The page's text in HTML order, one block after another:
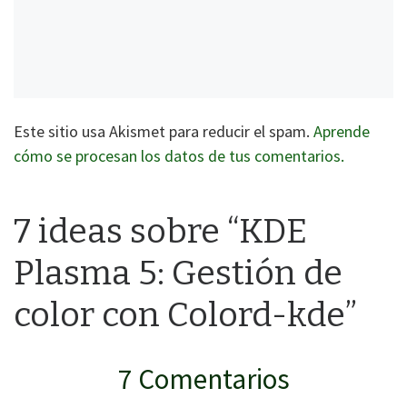
Este sitio usa Akismet para reducir el spam. Aprende
cómo se procesan los datos de tus comentarios.
7 ideas sobre “KDE
Plasma 5: Gestión de
color con Colord-kde”
7 Comentarios